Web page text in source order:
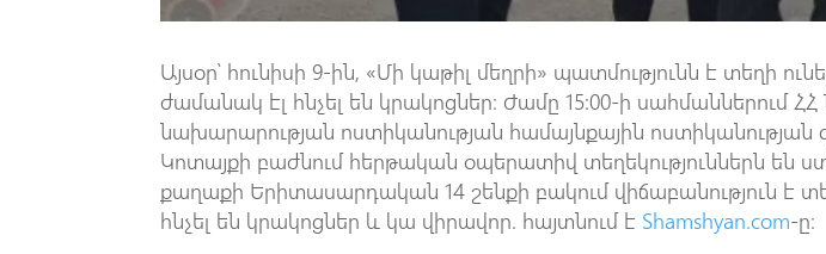
Այսօր՝ հունիսի 9-ին, «Մի կաթիլ մեղրի» պատմությունն է տեղի
ժամանակ էլ հնչել են կրակոցներ։ Ժամը 15:00-ի սահմաններում
նախարարության ոստիկանության համայնքային ոստիկանության
Կոտայքի բաժնում հերթական օպերատիվ տեղեկություններն են
քաղաքի Երիտասարդական 14 շենքի բակում վիճաբանություն է
հնչել են կրակոցներ և կա վիրավոր. հայտնում է Shamshyan.com-ը։